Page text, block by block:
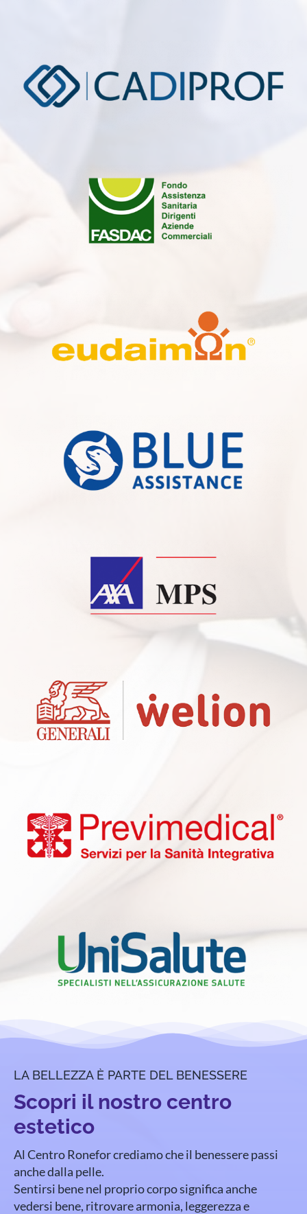
LA BELLEZZA È PARTE DEL BENESSERE
Scopri il nostro centro
estetico
Al Centro Ronefor crediamo che il benessere passi
anche dalla pelle.
Sentirsi bene nel proprio corpo significa anche
vedersi bene, ritrovare armonia, leggerezza e